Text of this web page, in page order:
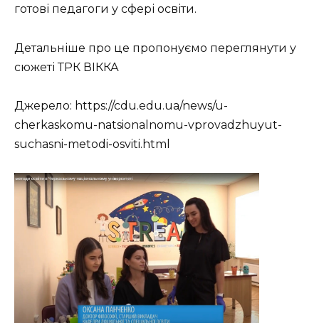
готові педагоги у сфері освіти.
Детальніше про це пропонуємо переглянути у
сюжеті ТРК ВІККА
Джерело: https://cdu.edu.ua/news/u-
cherkaskomu-natsionalnomu-vprovadzhuyut-
suchasni-metodi-osviti.html